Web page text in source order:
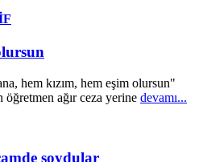
hem kızım, hem eşim olursun"
ağır ceza yerine devamı...
soydular